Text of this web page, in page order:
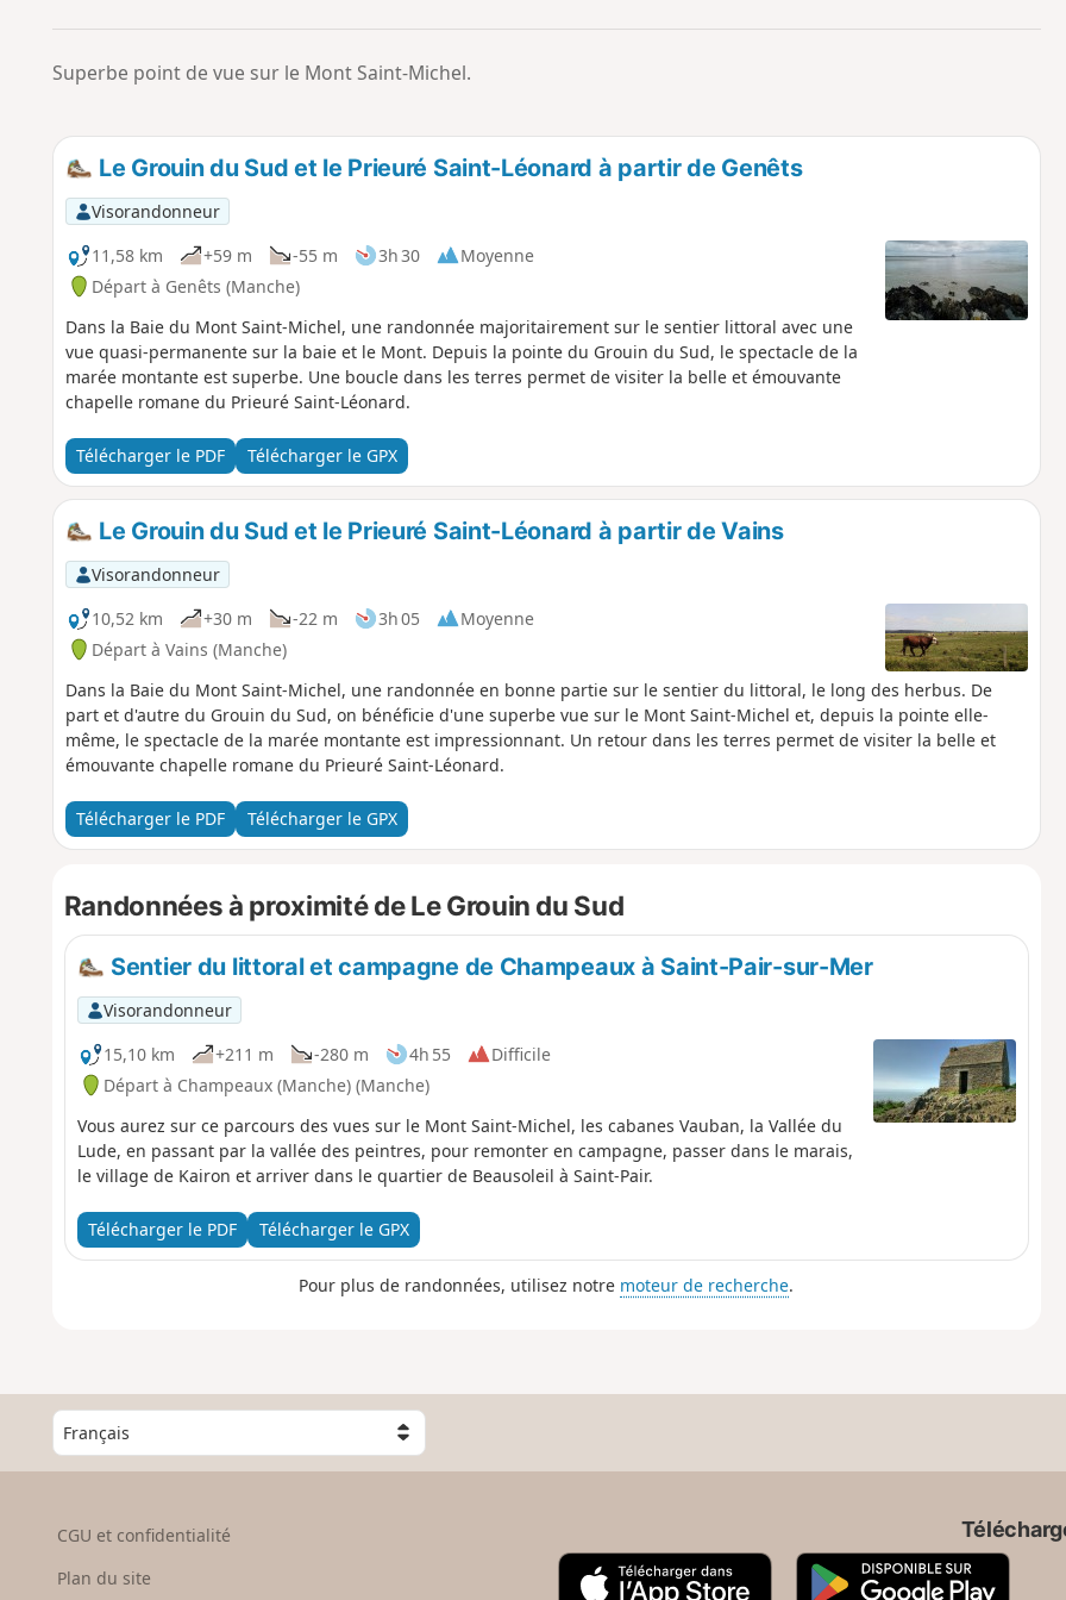
a
o
Superbe point de vue sur le Mont Saint-Michel.
Le Grouin du Sud et le Prieuré Saint-Léonard à partir de Genêts
Visorandonneur
11,58 km
+59 m -55 m 3h 30
Moyenne
Départ à Genêts (Manche)
Dans la Baie du Mont Saint-Michel, une randonnée majoritairement sur le sentier littoral avec une
vue quasi-permanente sur la baie et le Mont. Depuis la pointe du Grouin du Sud, le spectacle de la
marée montante est superbe. Une boucle dans les terres permet de visiter la belle et émouvante
chapelle romane du Prieuré Saint-Léonard.
Télécharger le PDF Télécharger le GPX
Le Grouin du Sud et le Prieuré Saint-Léonard à partir de Vains
Visorandonneur
10,52 km
+30 m -22 m 3h 05
Moyenne
Départ à Vains (Manche)
Dans la Baie du Mont Saint-Michel, une randonnée en bonne partie sur le sentier du littoral, le long des herbus. De
part et d'autre du Grouin du Sud, on bénéficie d'une superbe vue sur le Mont Saint-Michel et, depuis la pointe elle-
même, le spectacle de la marée montante est impressionnant. Un retour dans les terres permet de visiter la belle et
émouvante chapelle romane du Prieuré Saint-Léonard.
Télécharger le PDF Télécharger le GPX
Randonnées à proximité de Le Grouin du Sud
Sentier du littoral et campagne de Champeaux à Saint-Pair-sur-Mer
Visorandonneur
15,10 km
+211 m -280 m 4h 55
Difficile
Départ à Champeaux (Manche) (Manche)
Vous aurez sur ce parcours des vues sur le Mont Saint-Michel, les cabanes Vauban, la Vallée du
Lude, en passant par la vallée des peintres, pour remonter en campagne, passer dans le marais,
le village de Kairon et arriver dans le quartier de Beausoleil à Saint-Pair.
Télécharger le PDF Télécharger le GPX
Pour plus de randonnées, utilisez notre moteur de recherche.
C
h
o
s
CGU et confidentialité
Plan du site
A
G